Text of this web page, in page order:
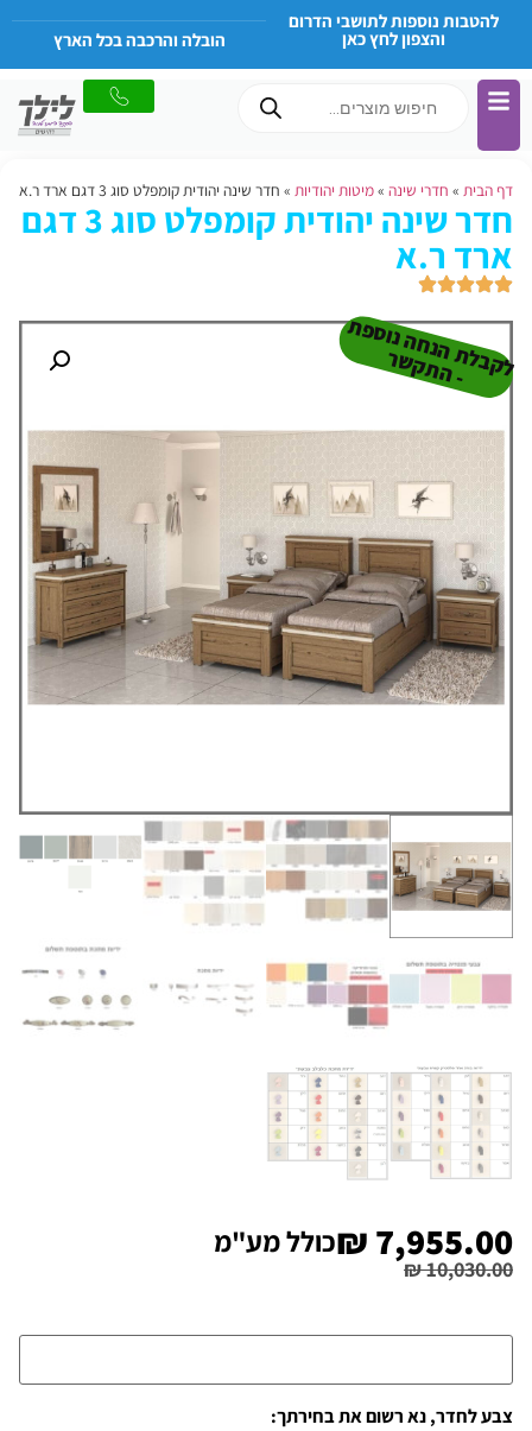
להטבות נוספות לתושבי הדרום
והצפון לחץ כאן הובלה והרכבה בכל הארץ
דף הבית » חדרי שינה »מיטות יהודיות » חדר שינה יהודית קומפלט סוג 3 דגם ארד ר.א
חדר שינה יהודית קומפלט סוג 3 דגם
ארד ר.א
ל
ק
ב
ל
ת
הנ
ח
ה נו
ס
פ
ת
-
ה
ת
ק
ש
ר
₪10,030.00
₪ 7,955.00 כולל מע"מ
צבע לחדר, נא רשום את בחירתך: